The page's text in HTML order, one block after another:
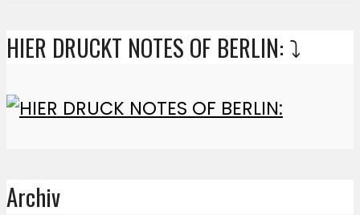
HIER DRUCKT NOTES OF BERLIN: ⤵️
Archiv